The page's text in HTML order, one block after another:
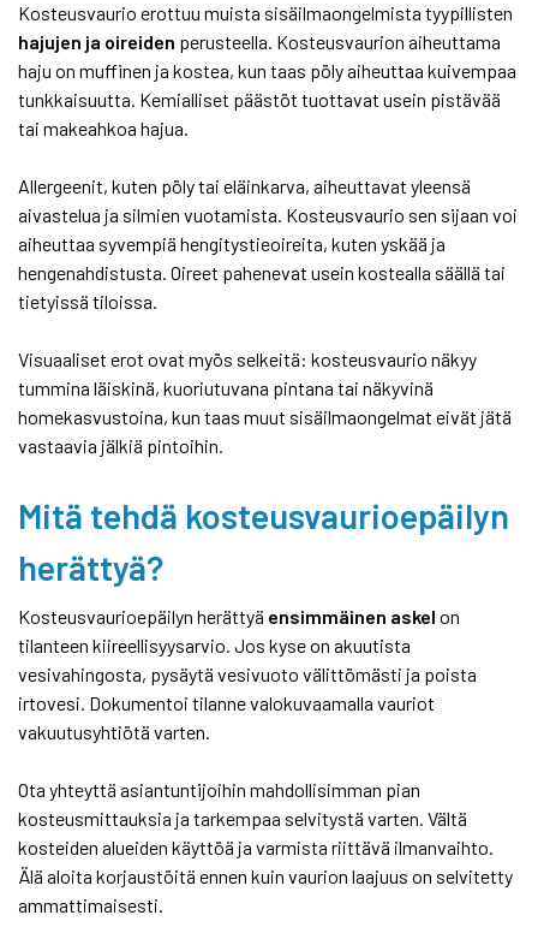
Kosteusvaurio erottuu muista sisäilmaongelmista tyypillisten
hajujen ja oireiden perusteella. Kosteusvaurion aiheuttama
haju on muffinen ja kostea, kun taas pöly aiheuttaa kuivempaa
tunkkaisuutta. Kemialliset päästöt tuottavat usein pistävää
tai makeahkoa hajua.
Allergeenit, kuten pöly tai eläinkarva, aiheuttavat yleensä
aivastelua ja silmien vuotamista. Kosteusvaurio sen sijaan voi
aiheuttaa syvempiä hengitystieoireita, kuten yskää ja
hengenahdistusta. Oireet pahenevat usein kostealla säällä tai
tietyissä tiloissa.
Visuaaliset erot ovat myös selkeitä: kosteusvaurio näkyy
tummina läiskinä, kuoriutuvana pintana tai näkyvinä
homekasvustoina, kun taas muut sisäilmaongelmat eivät jätä
vastaavia jälkiä pintoihin.
Mitä tehdä kosteusvaurioepäilyn
herättyä?
Kosteusvaurioepäilyn herättyä ensimmäinen askel on
tilanteen kiireellisyysarvio. Jos kyse on akuutista
vesivahingosta, pysäytä vesivuoto välittömästi ja poista
irtovesi. Dokumentoi tilanne valokuvaamalla vauriot
vakuutusyhtiötä varten.
Ota yhteyttä asiantuntijoihin mahdollisimman pian
kosteusmittauksia ja tarkempaa selvitystä varten. Vältä
kosteiden alueiden käyttöä ja varmista riittävä ilmanvaihto.
Älä aloita korjaustöitä ennen kuin vaurion laajuus on selvitetty
ammattimaisesti.